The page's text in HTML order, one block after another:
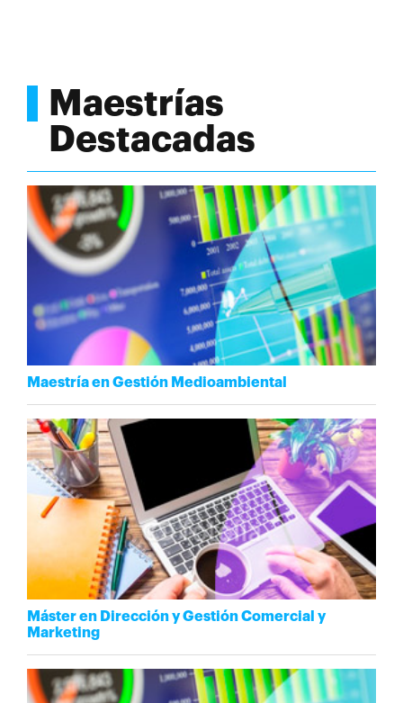
Maestrías
Destacadas
Maestría en Gestión Medioambiental
Máster en Dirección y Gestión Comercial y
Marketing